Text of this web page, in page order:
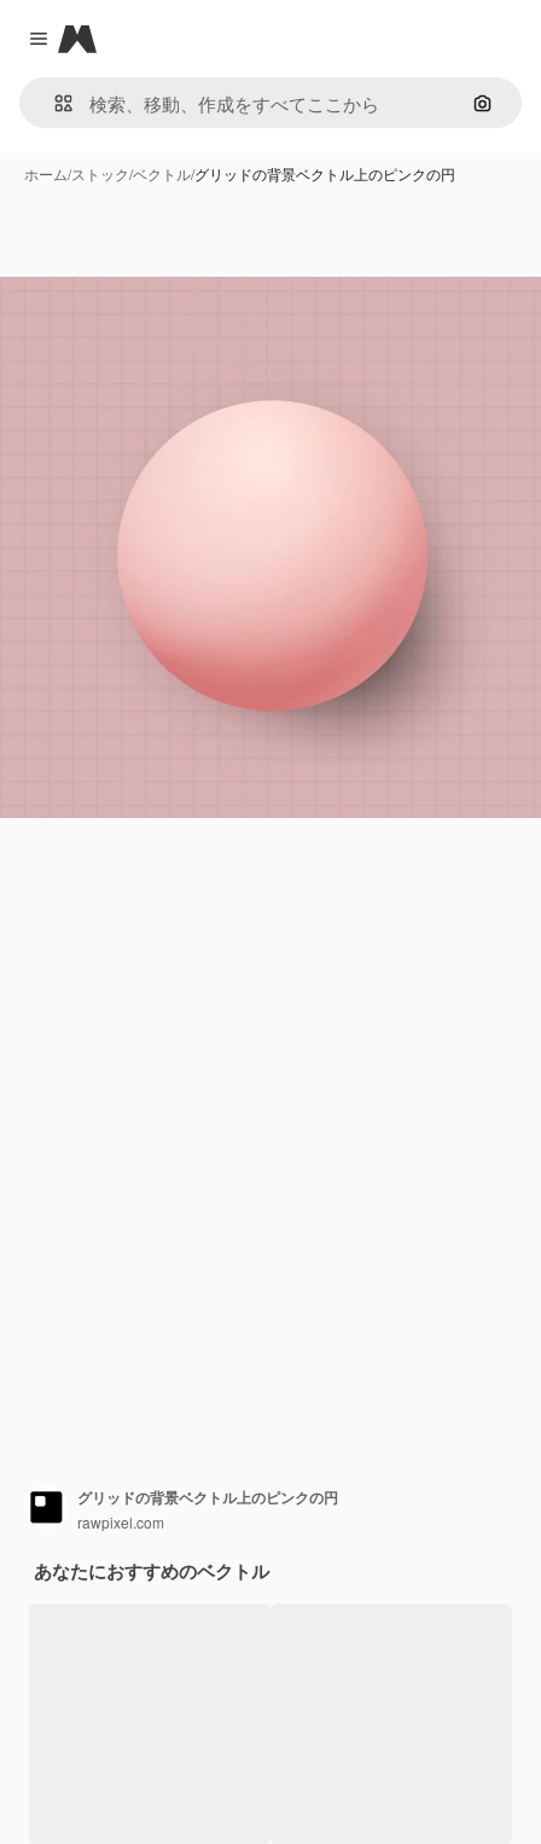
Close menu
Magnific
画像で
ホーム/ストック/ベクトル/グリッドの背景ベクトル上のピンクの円
グリッドの背景ベクトル上のピンクの円
rawpixel.com
あなたにおすすめのベクトル